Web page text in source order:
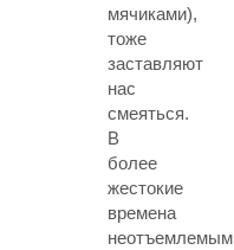
мячиками),
тоже
заставляют
нас
смеяться.
В
более
жестокие
времена
неотъемлемым